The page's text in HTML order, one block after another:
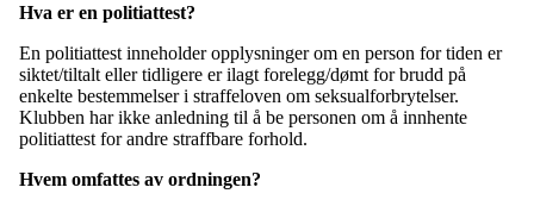
Hva er en politiattest?
En politiattest inneholder opplysninger om en person for tiden er
siktet/tiltalt eller tidligere er ilagt forelegg/dømt for brudd på
enkelte bestemmelser i straffeloven om seksualforbrytelser.
Klubben har ikke anledning til å be personen om å innhente
politiattest for andre straffbare forhold.
Hvem omfattes av ordningen?